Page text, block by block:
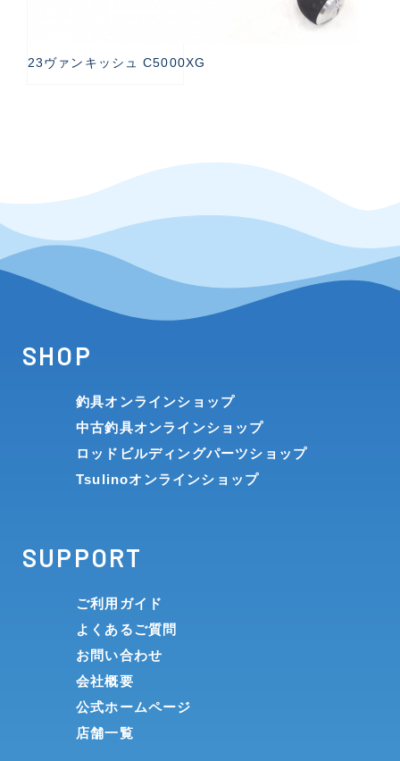
23ヴァンキッシュ C5000XG
SHOP
釣具オンラインショップ
中古釣具オンラインショップ
ロッドビルディングパーツショップ
Tsulinoオンラインショップ
SUPPORT
ご利用ガイド
よくあるご質問
お問い合わせ
会社概要
公式ホームページ
店舗一覧